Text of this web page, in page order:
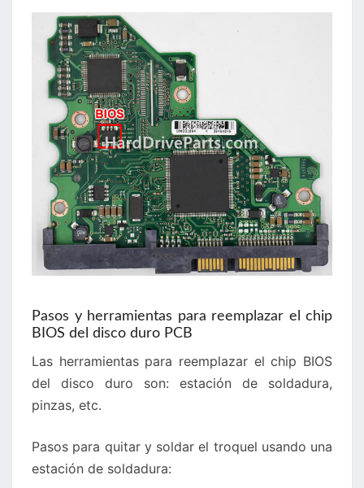
Pasos y herramientas para reemplazar el chip
BIOS del disco duro PCB
Las herramientas para reemplazar el chip BIOS
del disco duro son: estación de soldadura,
pinzas, etc.
Pasos para quitar y soldar el troquel usando una
estación de soldadura: